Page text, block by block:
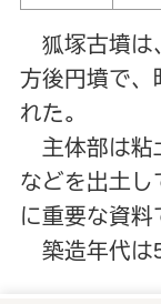
狐塚古墳は
方後円墳で、
れた。
主体部は粘
などを出土し
に重要な資料
築造年代は